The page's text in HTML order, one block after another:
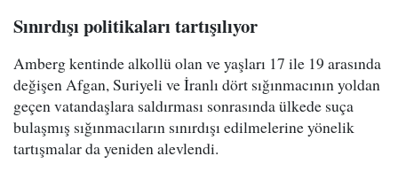
Sınırdışı politikaları tartışılıyor
Amberg kentinde alkollü olan ve yaşları 17 ile 19 arasında
değişen Afgan, Suriyeli ve İranlı dört sığınmacının yoldan
geçen vatandaşlara saldırması sonrasında ülkede suça
bulaşmış sığınmacıların sınırdışı edilmelerine yönelik
tartışmalar da yeniden alevlendi.